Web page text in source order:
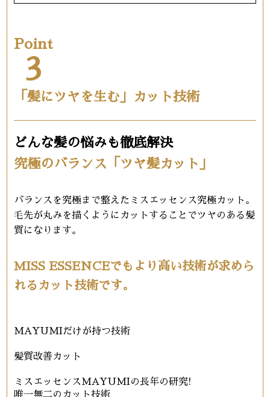
Point
3
「髪にツヤを生む」カット技術
どんな髪の悩みも徹底解決
究極のバランス「ツヤ髪カット」
バランスを究極まで整えたミスエッセンス究極カット。
毛先が丸みを描くようにカットすることでツヤのある髪
質になります。
MISS ESSENCEでもより高い技術が求めら
れるカット技術です。
MAYUMIだけが持つ技術
髪質改善カット
ミスエッセンスMAYUMIの長年の研究!
唯一無二のカット技術